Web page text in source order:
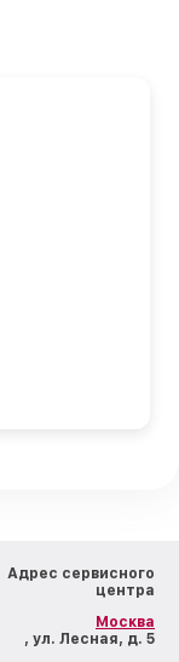
Адрес сервисного
центра
Москва
, ул. Лесная, д. 5